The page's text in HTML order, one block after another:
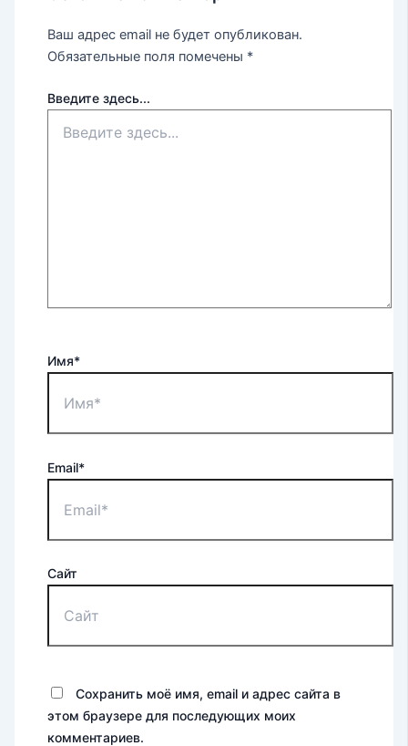
Ваш адрес email не будет опубликован.
Обязательные поля помечены *
Введите здесь...
Имя*
Email*
Сайт
Сохранить моё имя, email и адрес сайта в
этом браузере для последующих моих
комментариев.